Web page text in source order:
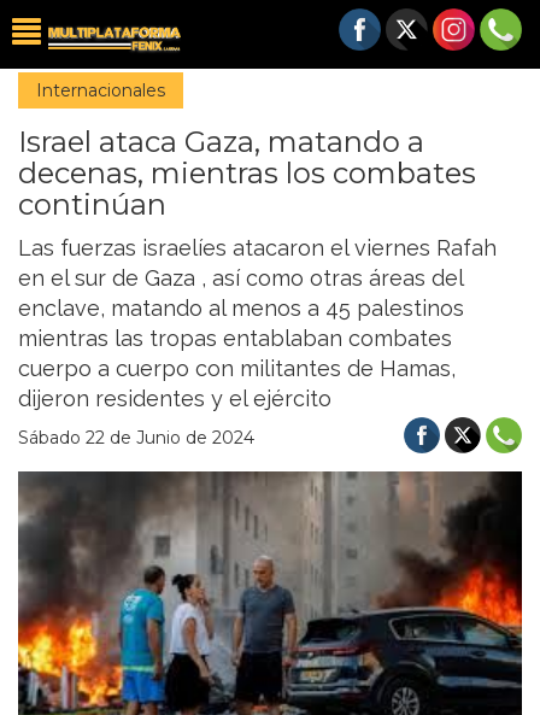
Internacionales
Israel ataca Gaza, matando a
decenas, mientras los combates
continúan
Las fuerzas israelíes atacaron el viernes Rafah
en el sur de Gaza , así como otras áreas del
enclave, matando al menos a 45 palestinos
mientras las tropas entablaban combates
cuerpo a cuerpo con militantes de Hamas,
dijeron residentes y el ejército
Sábado 22 de Junio de 2024